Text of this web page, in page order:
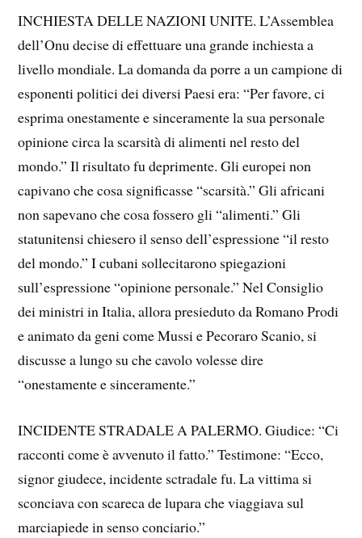
INCHIESTA DELLE NAZIONI UNITE. L’Assemblea
dell’Onu decise di effettuare una grande inchiesta a
livello mondiale. La domanda da porre a un campione di
esponenti politici dei diversi Paesi era: “Per favore, ci
esprima onestamente e sinceramente la sua personale
opinione circa la scarsità di alimenti nel resto del
mondo.” Il risultato fu deprimente. Gli europei non
capivano che cosa significasse “scarsità.” Gli africani
non sapevano che cosa fossero gli “alimenti.” Gli
statunitensi chiesero il senso dell’espressione “il resto
del mondo.” I cubani sollecitarono spiegazioni
sull’espressione “opinione personale.” Nel Consiglio
dei ministri in Italia, allora presieduto da Romano Prodi
e animato da geni come Mussi e Pecoraro Scanio, si
discusse a lungo su che cavolo volesse dire
“onestamente e sinceramente.”
INCIDENTE STRADALE A PALERMO. Giudice: “Ci
racconti come è avvenuto il fatto.” Testimone: “Ecco,
signor giudece, incidente sctradale fu. La vittima si
sconciava con scareca de lupara che viaggiava sul
marciapiede in senso conciario.”